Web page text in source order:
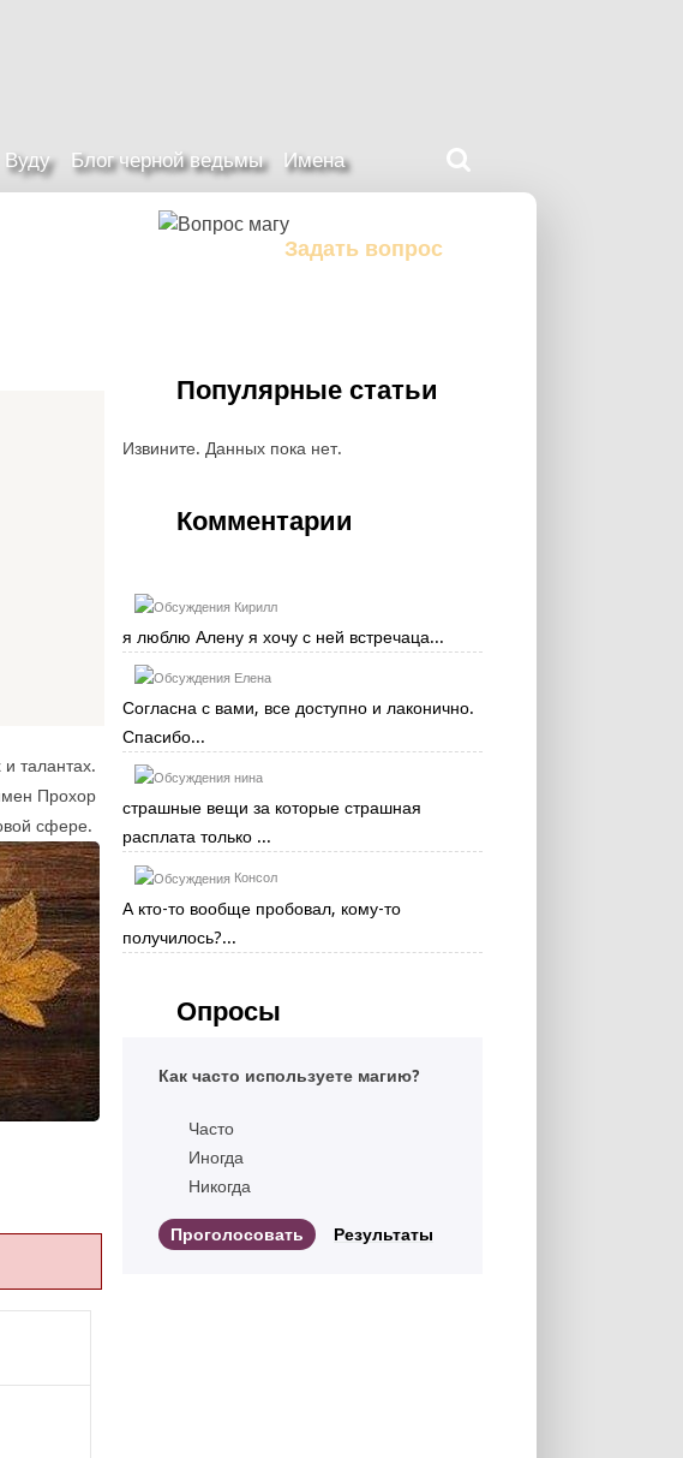
Вуду Блог черной ведьмы Имена
сайте
талантах.
Прохор
сфере.
Задать вопрос
Популярные статьи
Извините. Данных пока нет.
Комментарии
Кирилл
я люблю Алену я хочу с ней встречаца...
Елена
Согласна с вами, все доступно и лаконично.
Спасибо...
нина
страшные вещи за которые страшная
расплата только ...
Консол
А кто-то вообще пробовал, кому-то
получилось?...
Опросы
Как часто используете магию?
Часто
Иногда
Никогда
Результаты